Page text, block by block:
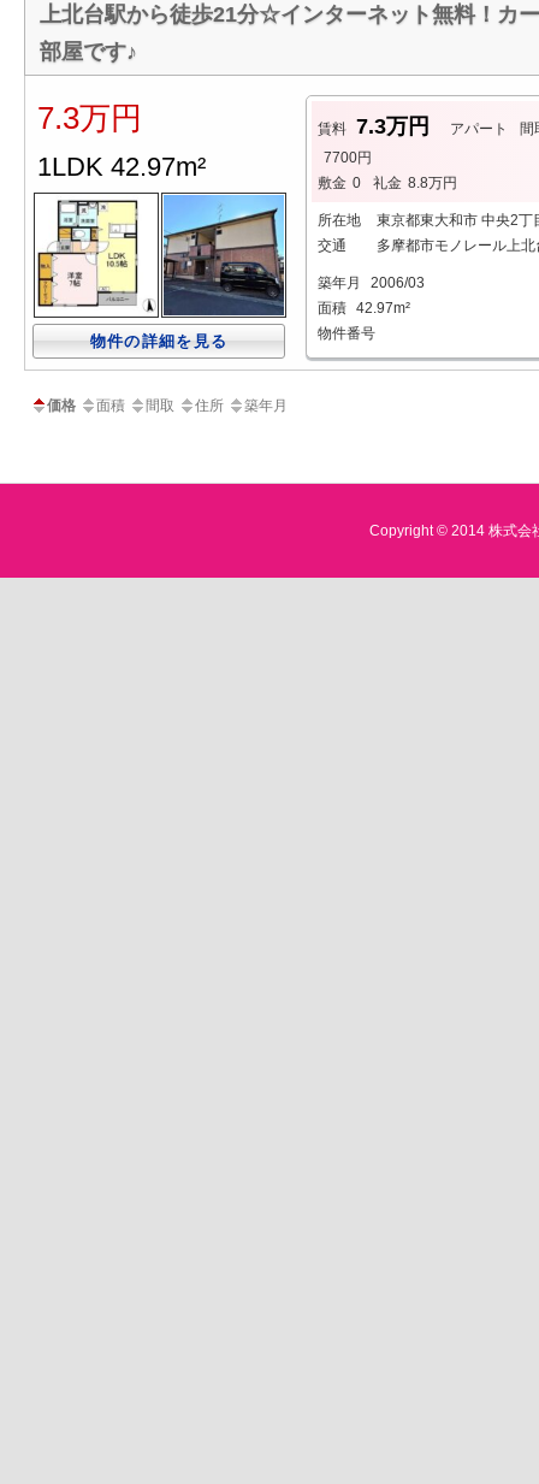
上北台駅から徒歩21分☆インターネット無料！カ
部屋です♪
7.3万円
1LDK 42.97m²
物件の詳細を見る
賃料 7.3万円 アパート
間
7700円
敷金 0 礼金 8.8万円
所在地
東京都東大和市 中央2丁
交通
多摩都市モノレール上
築年月
2006/03
面積 42.97m²
物件番号
価格 面積 間取 住所 築年月
Copyright © 2014 株式